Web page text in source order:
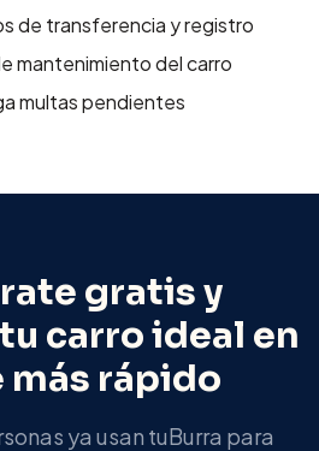
de transferencia y registro
mantenimiento del carro
multas pendientes
gratis y
carro ideal en
más rápido
ya usan tuBurra para